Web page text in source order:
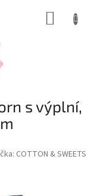
s výplní,
COTTON & SWEETS